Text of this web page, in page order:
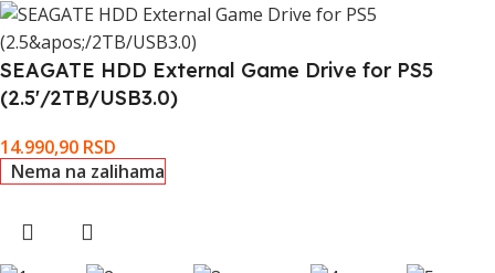
SEAGATE HDD External Game Drive for PS5
(2.5'/2TB/USB3.0)
14.990,90 RSD
Nema na zalihama